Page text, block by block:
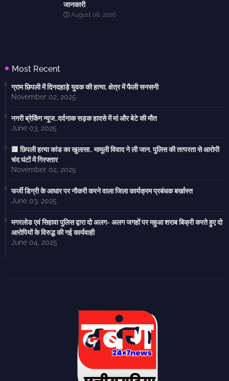
जानकारी
August 08, 2026
Most Recent
ग्राम छिपली में दिनदहाड़े युवक की हत्या, क्षेत्र में फैली सनसनी
November 02, 2025
नगरी ब्रेकिंग न्यूज..दर्दनाक सड़क हादसे में मां और बेटे की मौत
June 03, 2025
🟥 छिपली हत्या कांड का खुलासा.. मामूली विवाद ने ली जान, पुलिस की तत्परता से आरोपी
चंद घंटों में गिरफ्तार
November 02, 2025
फर्जी डिग्री के आधार पर नौकरी करने वाला जिला कार्यक्रम प्रबंधक बर्खास्त
June 03, 2025
मगरलोड एवं सिहावा पुलिस द्वारा दो अलग- अलग जगहों पर महुआ शराब बिक्री करते हुए दो
आरोपियों के विरुद्ध की गई कार्यवाही
June 04, 2025